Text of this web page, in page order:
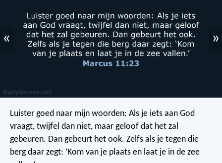
« »
Luister goed naar mijn woorden: Als je iets aan God
vraagt, twijfel dan niet, maar geloof dat het zal
gebeuren. Dan gebeurt het ook. Zelfs als je tegen die
berg daar zegt: ‘Kom van je plaats en laat je in de zee